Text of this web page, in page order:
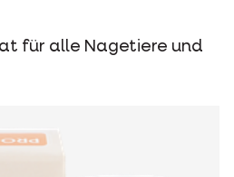
für alle Nagetiere und